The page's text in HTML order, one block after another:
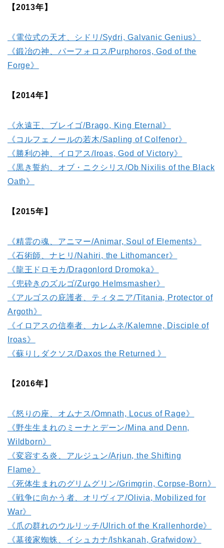
【2013年】
《電位式の天才、シドリ/Sydri, Galvanic Genius》
《鍛冶の神、パーフォロス/Purphoros, God of the
Forge》
【2014年】
《永遠王、ブレイゴ/Brago, King Eternal》
《コルフェノールの若木/Sapling of Colfenor》
《勝利の神、イロアス/Iroas, God of Victory》
《黒き誓約、オブ・ニクシリス/Ob Nixilis of the Black
Oath》
【2015年】
《精霊の魂、アニマー/Animar, Soul of Elements》
《石術師、ナヒリ/Nahiri, the Lithomancer》
《龍王ドロモカ/Dragonlord Dromoka》
《兜砕きのズルゴ/Zurgo Helmsmasher》
《アルゴスの庇護者、ティタニア/Titania, Protector of
Argoth》
《イロアスの信奉者、カレムネ/Kalemne, Disciple of
Iroas》
《蘇りしダクソス/Daxos the Returned 》
【2016年】
《怒りの座、オムナス/Omnath, Locus of Rage》
《野生生まれのミーナとデーン/Mina and Denn,
Wildborn》
《変容する炎、アルジュン/Arjun, the Shifting
Flame》
《死体生まれのグリムグリン/Grimgrin, Corpse-Born》
《戦争に向かう者、オリヴィア/Olivia, Mobilized for
War》
《爪の群れのウルリッチ/Ulrich of the Krallenhorde》
《墓後家蜘蛛、イシュカナ/Ishkanah, Grafwidow》